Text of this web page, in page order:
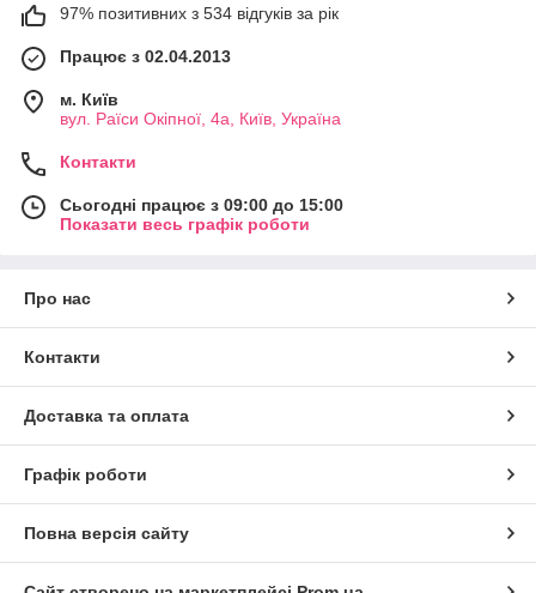
97% позитивних з 534 відгуків за рік
Працює з 02.04.2013
м. Київ
вул. Раїси Окіпної, 4а, Київ, Україна
Контакти
Сьогодні працює з 09:00 до 15:00
Показати весь графік роботи
Про нас
Контакти
Доставка та оплата
Графік роботи
Повна версія сайту